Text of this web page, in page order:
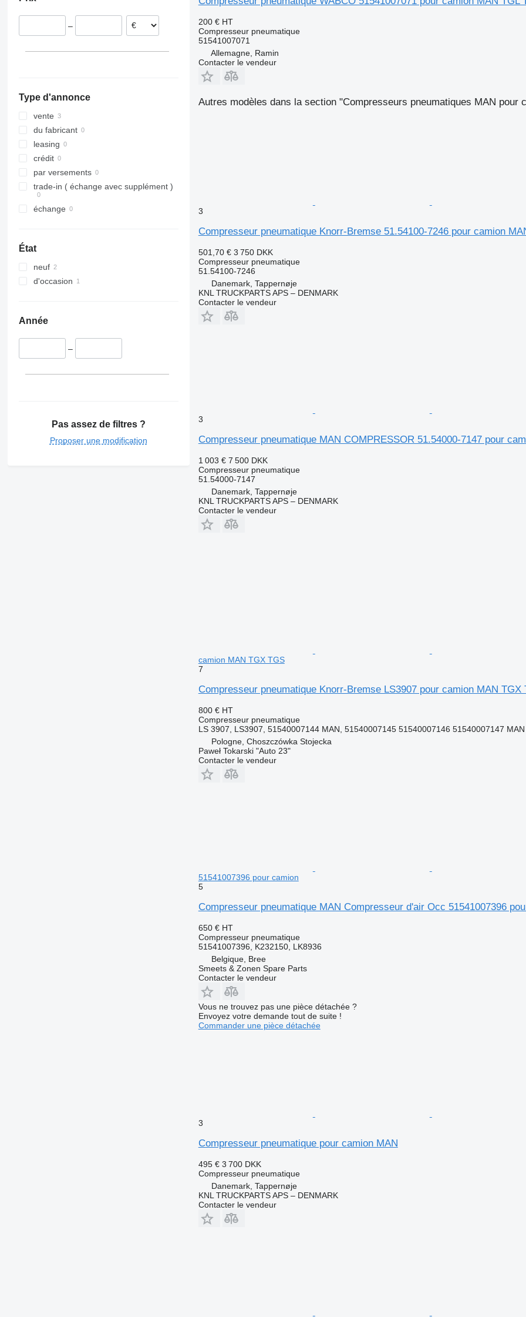
–
Type d'annonce
vente
du fabricant
leasing
crédit
par versements
trade-in ( échange avec supplément )
échange
État
neuf
d'occasion
Année
–
Pas assez de filtres ?
Proposer une modification
200 € HT
Compresseur pneumatique
51541007071
Allemagne, Ramin
Contacter le vendeur
Autres modèles dans la section "Compresseurs pneumatiques MAN pour
3
Compresseur pneumatique Knorr-Bremse 51.54100-7246 pour camion
501,70 € 3 750 DKK
Compresseur pneumatique
51.54100-7246
Danemark, Tappernøje
KNL TRUCKPARTS APS – DENMARK
Contacter le vendeur
3
Compresseur pneumatique MAN COMPRESSOR 51.54000-7147 pour
1 003 € 7 500 DKK
Compresseur pneumatique
51.54000-7147
Danemark, Tappernøje
KNL TRUCKPARTS APS – DENMARK
Contacter le vendeur
camion MAN TGX TGS
7
Compresseur pneumatique Knorr-Bremse LS3907 pour camion MAN TGX
800 € HT
Compresseur pneumatique
LS 3907, LS3907, 51540007144 MAN, 51540007145 51540007146 51540007147 MAN
Pologne, Choszczówka Stojecka
Paweł Tokarski "Auto 23"
Contacter le vendeur
51541007396 pour camion
5
Compresseur pneumatique MAN Compresseur d'air Occ 51541007396
650 € HT
Compresseur pneumatique
51541007396, K232150, LK8936
Belgique, Bree
Smeets & Zonen Spare Parts
Contacter le vendeur
Vous ne trouvez pas une pièce détachée ?
Envoyez votre demande tout de suite !
Commander une pièce détachée
3
Compresseur pneumatique pour camion MAN
495 € 3 700 DKK
Compresseur pneumatique
Danemark, Tappernøje
KNL TRUCKPARTS APS – DENMARK
Contacter le vendeur